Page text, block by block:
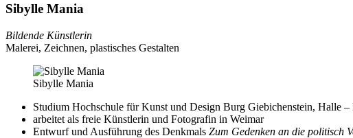
Sibylle Mania
Bildende Künstlerin
Malerei, Zeichnen, plastisches Gestalten
Sibylle Mania
Studium Hochschule für Kunst und Design Burg Giebichenstein, Halle –
arbeitet als freie Künstlerin und Fotografin in Weimar
Entwurf und Ausführung des Denkmals Zum Gedenken an die politisch